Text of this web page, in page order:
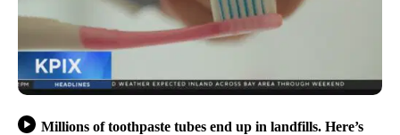
Millions of toothpaste tubes end up in landfills. Here’s